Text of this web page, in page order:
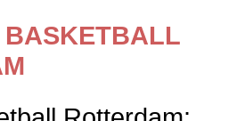
BASKETBALL